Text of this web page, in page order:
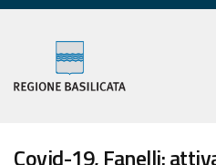
Covid-19, Fanelli: